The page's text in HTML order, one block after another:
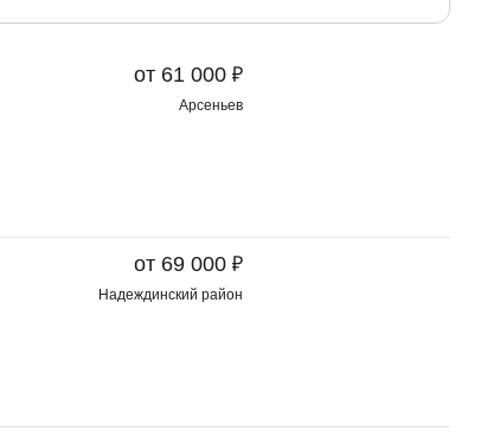
от 61 000 ₽
Арсеньев
от 69 000 ₽
Надеждинский район